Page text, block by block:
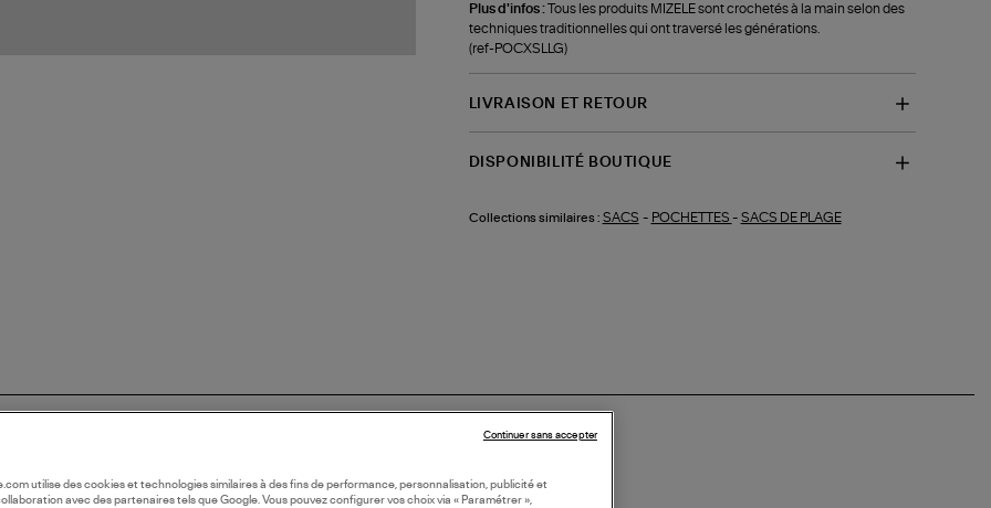
Plus d'infos :Tous les produits MIZELE sont crochetés à la main selon des
techniques traditionnelles qui ont traversé les générations.
(ref-POCXSLLG)
LIVRAISON ET RETOUR
DISPONIBILITÉ BOUTIQUE
Collections similaires : SACS - POCHETTES - SACS DE PLAGE
utilise des cookies et technologies similaires à des fins de performance, personnalisation, publicité et
avec des partenaires tels que Google. Vous pouvez configurer vos choix via « Paramétrer »,
Continuer sans accepter